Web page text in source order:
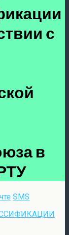
с
в
SMS